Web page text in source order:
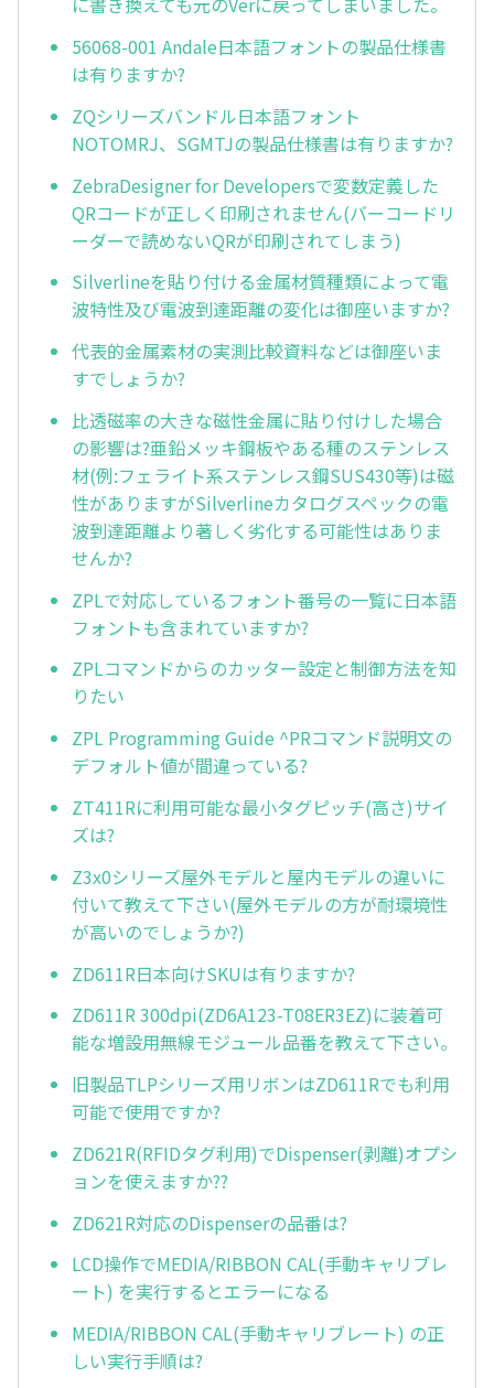
56068-001 Andale日本語フォントの製品仕様書
は有りますか?
ZQシリーズバンドル日本語フォント
NOTOMRJ、SGMTJの製品仕様書は有りますか?
ZebraDesigner for Developersで変数定義した
QRコードが正しく印刷されません(バーコードリ
ーダーで読めないQRが印刷されてしまう)
Silverlineを貼り付ける金属材質種類によって電
波特性及び電波到達距離の変化は御座いますか?
代表的金属素材の実測比較資料などは御座いま
すでしょうか?
比透磁率の大きな磁性金属に貼り付けした場合
の影響は?亜鉛メッキ鋼板やある種のステンレス
材(例:フェライト系ステンレス鋼SUS430等)は磁
性がありますがSilverlineカタログスペックの電
波到達距離より著しく劣化する可能性はありま
せんか?
ZPLで対応しているフォント番号の一覧に日本語
フォントも含まれていますか?
ZPLコマンドからのカッター設定と制御方法を知
りたい
ZPL Programming Guide ^PRコマンド説明文の
デフォルト値が間違っている?
ZT411Rに利用可能な最小タグピッチ(高さ)サイ
ズは?
Z3x0シリーズ屋外モデルと屋内モデルの違いに
付いて教えて下さい(屋外モデルの方が耐環境性
が高いのでしょうか?)
ZD611R日本向けSKUは有りますか?
ZD611R 300dpi(ZD6A123-T08ER3EZ)に装着可
能な増設用無線モジュール品番を教えて下さい。
旧製品TLPシリーズ用リボンはZD611Rでも利用
可能で使用ですか?
ZD621R(RFIDタグ利用)でDispenser(剥離)オプシ
ョンを使えますか??
ZD621R対応のDispenserの品番は?
LCD操作でMEDIA/RIBBON CAL(手動キャリブレ
ート) を実行するとエラーになる
MEDIA/RIBBON CAL(手動キャリブレート) の正
しい実行手順は?